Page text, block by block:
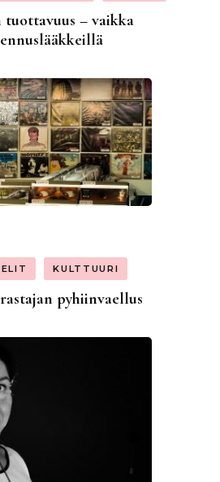
tuottavuus – vaikka
KULTTUURI
pyhiinvaellus